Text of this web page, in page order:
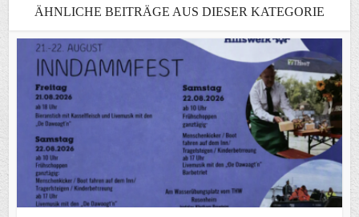
ÄHNLICHE BEITRÄGE AUS DIESER KATEGORIE